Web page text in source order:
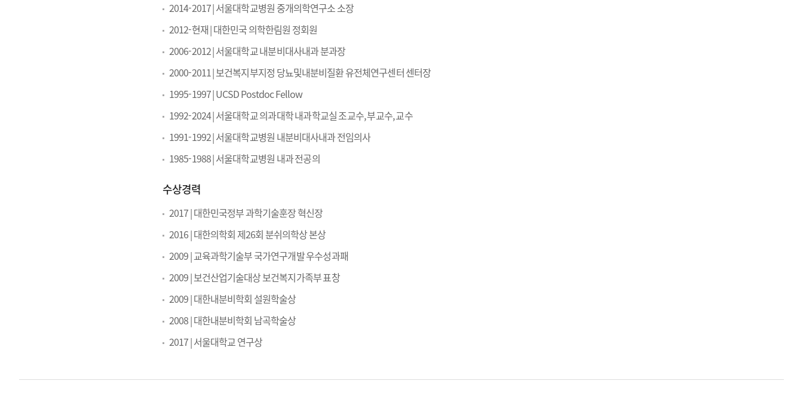
2014-2017 | 서울대학교병원 중개의학연구소 소장
2012-현재 | 대한민국 의학한림원 정회원
2006-2012 | 서울대학교 내분비대사내과 분과장
2000-2011 | 보건복지부지정 당뇨및내분비질환 유전체연구센터 센터장
1995-1997 | UCSD Postdoc Fellow
1992-2024 | 서울대학교 의과대학 내과학교실 조교수, 부교수, 교수
1991-1992 | 서울대학교병원 내분비대사내과 전임의사
1985-1988 | 서울대학교병원 내과 전공의
수상경력
2017 | 대한민국정부 과학기술훈장 혁신장
2016 | 대한의학회 제26회 분쉬의학상 본상
2009 | 교육과학기술부 국가연구개발 우수성과패
2009 | 보건산업기술대상 보건복지가족부 표창
2009 | 대한내분비학회 설원학술상
2008 | 대한내분비학회 남곡학술상
2017 | 서울대학교 연구상